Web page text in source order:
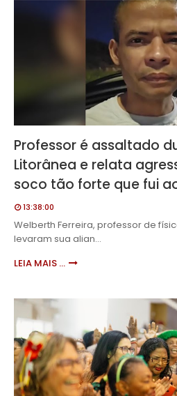
Professor é assaltado
Litorânea e relata
soco tão forte que fui
13:38:00
Welberth Ferreira, professor de
levaram sua alian…
LEIA MAIS ...